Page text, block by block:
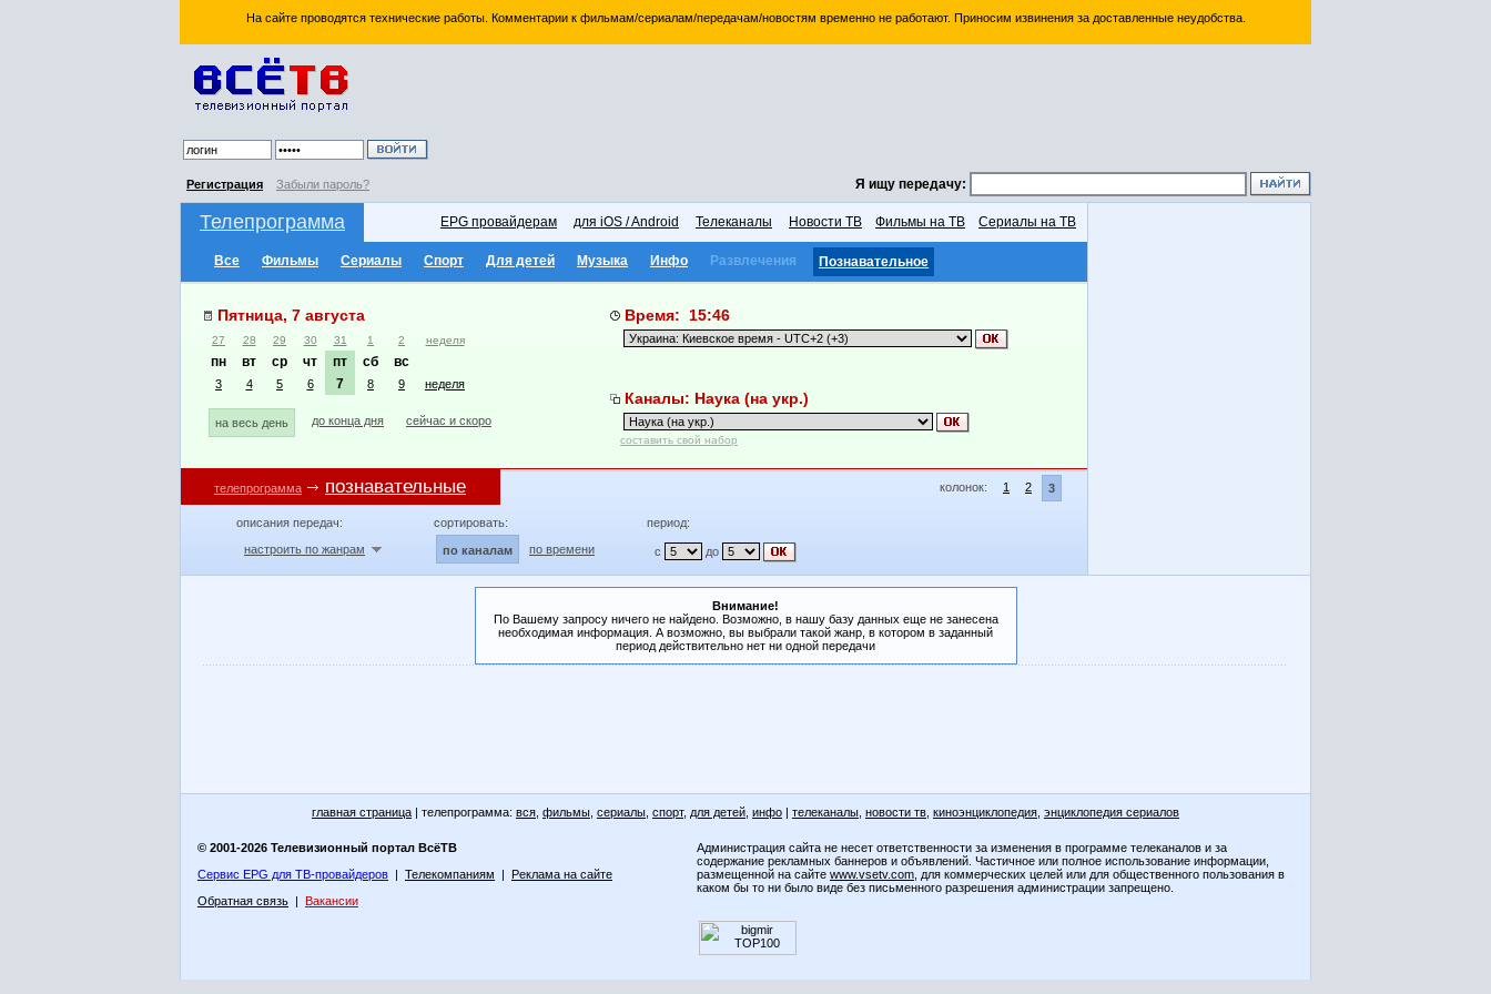
На сайте проводятся технические работы. Комментарии к фильмам/сериалам/передачам/новостям временно не работают. Приносим извинения за доставленные неудобства.
Регистрация Забыли пароль? Я ищу передачу:
Телепрограмма EPG провайдерам для iOS / Android Телеканалы Новости ТВ Фильмы на ТВ Сериалы на ТВ
Все Фильмы Сериалы Спорт Для детей Музыка Инфо Развлечения Познавательное
Пятница, 7 августа
27 28 29 30 31 1 2 неделя
пн вт ср чт пт сб вс
3 4 5 6 7 8 9 неделя
на весь день до конца дня сейчас и скоро
Время: 15:46
Каналы: Наука (на укр.)
составить свой набор
телепрограмма познавательные колонок: 1 2 3
описания передач:
настроить по жанрам
сортировать:
по каналам по времени
период:
с до
Внимание!
По Вашему запросу ничего не найдено. Возможно, в нашу базу данных еще не занесена
необходимая информация. А возможно, вы выбрали такой жанр, в котором в заданный
период действительно нет ни одной передачи
главная страница | телепрограмма: вся фильмы сериалы спорт, для детей инфо | телеканалы новости тв киноэнциклопедия энциклопедия сериалов
© 2001-2026 Телевизионный портал ВсёТВ
Сервис EPG для ТВ-провайдеров | Телекомпаниям | Реклама на сайте
Обратная связь | Вакансии
Администрация сайта не несет ответственности за изменения в программе телеканалов и за
содержание рекламных баннеров и объявлений. Частичное или полное использование информации,
размещенной на сайте www.vsetv.com , для коммерческих целей или для общественного пользования в
каком бы то ни было виде без письменного разрешения администрации запрещено.